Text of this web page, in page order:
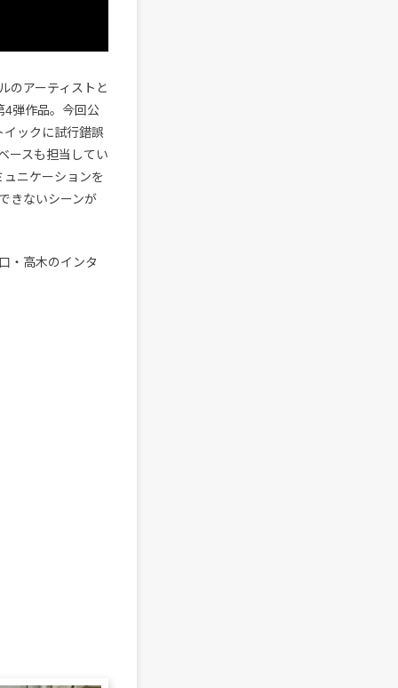
のアーティストと
4弾作品。今回公
ックに試行錯誤
ースも担当してい
ニケーションを
きないシーンが
・高木のインタ